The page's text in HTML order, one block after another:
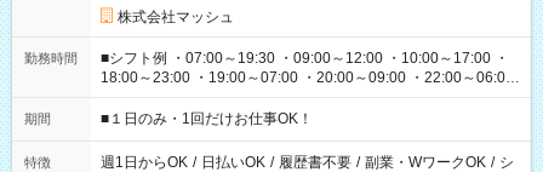
株式会社マッシュ
勤務時間
■シフト例 ・07:00～19:30 ・09:00～12:00 ・10:00～17:00 ・
18:00～23:00 ・19:00～07:00 ・20:00～09:00 ・22:00～06:00
etc ★最短で3時間で5,120円のお仕事から 15時間で2万円近く稼
げるお仕事も！ ご希望のお時間に合わせてご紹介！ ※シフトは
ください！
期間 ■１日のみ・1回だけお仕事OK！
特徴 週1日からOK / 日払いOK / 履歴書不要 / 副業・WワークOK / シ